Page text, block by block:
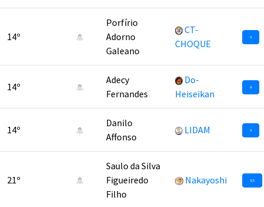
14º
Porfírio
Adorno
Galeano
CT-
CHOQUE
9
14º
Adecy
Fernandes
Do-
Heiseikan
9
14º
Danilo
Affonso
LIDAM 9
21º
Saulo da Silva
Figueiredo
Filho
Nakayoshi 8,5